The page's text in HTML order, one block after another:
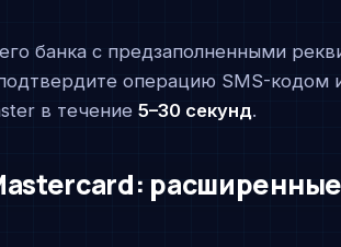
банка с предзаполненными
операцию SMS-кодом
в течение5–30 секунд.
расширенные